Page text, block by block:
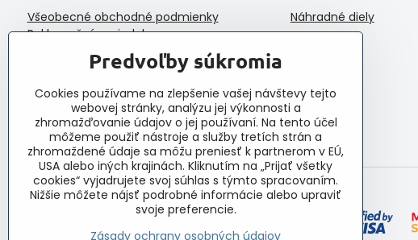
Všeobecné obchodné podmienky
Reklamačný poriadok
Ochrana osobných údajov a poučenie o
Formulár na odstúpenie od zmluvy
Protokol o prijatí a vybavení reklamácie
Veľkoobchod
Náhradné diely
Predvoľby súkromia
Cookies používame na zlepšenie vašej návštevy tejto
webovej stránky, analýzu jej výkonnosti a
zhromažďovanie údajov o jej používaní. Na tento účel
môžeme použiť nástroje a služby tretích strán a
zhromaždené údaje sa môžu preniesť k partnerom v EÚ,
USA alebo iných krajinách. Kliknutím na „Prijať všetky
cookies“ vyjadrujete svoj súhlas s týmto spracovaním.
Nižšie môžete nájsť podrobné informácie alebo upraviť
svoje preferencie.
Zásady ochrany osobných údajov